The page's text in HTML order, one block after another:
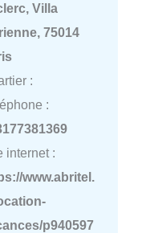
Villa
75014
:
:
internet :
www.abritel.
p940597